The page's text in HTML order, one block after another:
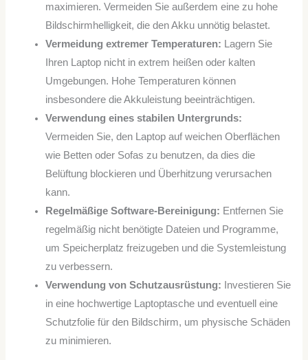
maximieren. Vermeiden Sie außerdem eine zu hohe
Bildschirmhelligkeit, die den Akku unnötig belastet.
Vermeidung extremer Temperaturen: Lagern Sie
Ihren Laptop nicht in extrem heißen oder kalten
Umgebungen. Hohe Temperaturen können
insbesondere die Akkuleistung beeinträchtigen.
Verwendung eines stabilen Untergrunds:
Vermeiden Sie, den Laptop auf weichen Oberflächen
wie Betten oder Sofas zu benutzen, da dies die
Belüftung blockieren und Überhitzung verursachen
kann.
Regelmäßige Software-Bereinigung: Entfernen Sie
regelmäßig nicht benötigte Dateien und Programme,
um Speicherplatz freizugeben und die Systemleistung
zu verbessern.
Verwendung von Schutzausrüstung: Investieren Sie
in eine hochwertige Laptoptasche und eventuell eine
Schutzfolie für den Bildschirm, um physische Schäden
zu minimieren.